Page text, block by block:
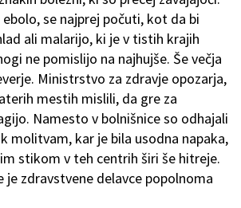
ebolo, se najprej počuti, kot da bi
ali malarijo, ki je v tistih krajih
ne pomislijo na najhujše. Še večja
Ministrstvo za zdravje opozarja,
mestih mislili, da gre za
Namesto v bolnišnice so odhajali
molitvam, kar je bila usodna napaka,
stikom v teh centrih širi še hitreje.
je zdravstvene delavce popolnoma